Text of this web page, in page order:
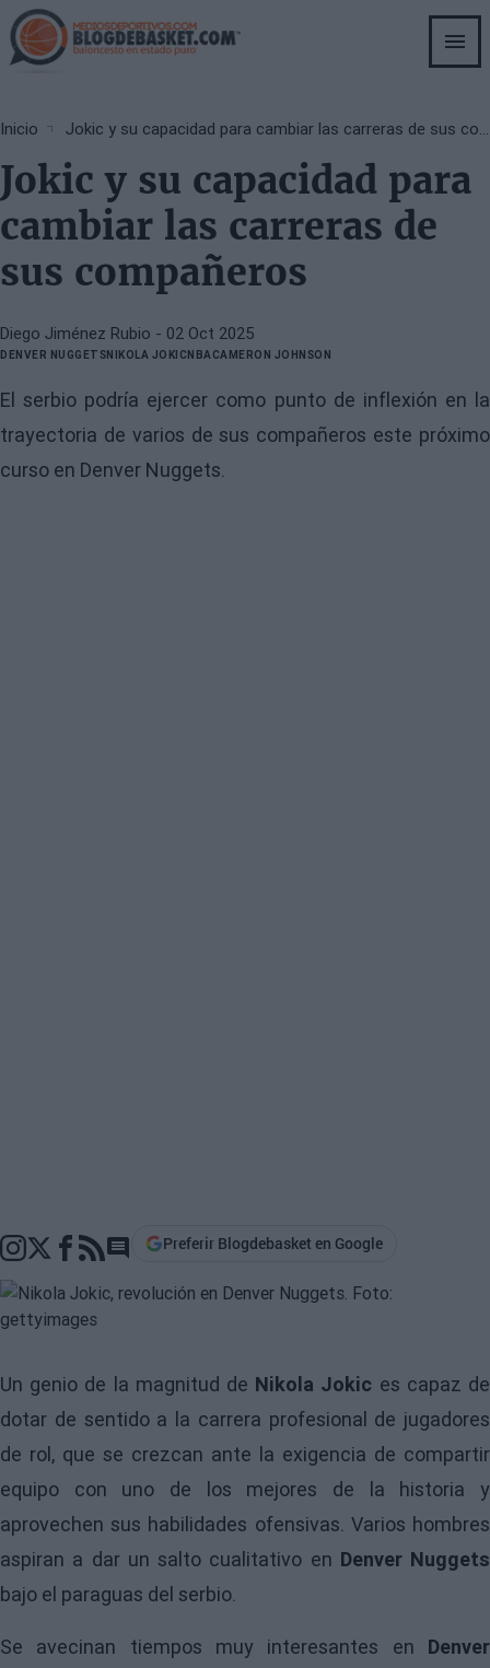
Skip
to
main
Breadcrumb
Inicio Jokic y su capacidad para cambiar las carreras de sus compañeros
Jokic y su capacidad para
cambiar las carreras de
sus compañeros
Diego Jiménez Rubio - 02 Oct 2025
DENVER NUGGETSNIKOLA JOKICNBACAMERON JOHNSON
El serbio podría ejercer como punto de inflexión en la
trayectoria de varios de sus compañeros este próximo
curso en Denver Nuggets.
Go to comments section
Preferir Blogdebasket en Google
Un genio de la magnitud de Nikola Jokic es capaz de
dotar de sentido a la carrera profesional de jugadores
de rol, que se crezcan ante la exigencia de compartir
equipo con uno de los mejores de la historia y
aprovechen sus habilidades ofensivas. Varios hombres
aspiran a dar un salto cualitativo en Denver Nuggets
bajo el paraguas del serbio.
Se avecinan tiempos muy interesantes en Denver